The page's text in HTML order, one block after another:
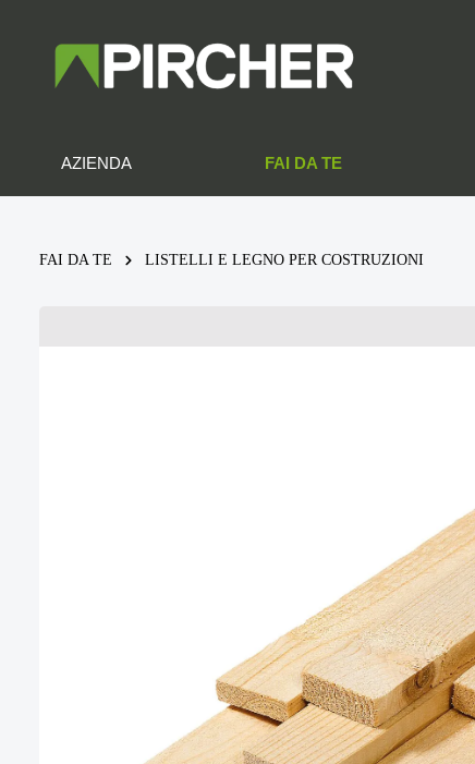
AZIENDA
FAI DA TE LISTELLI E LEGNO PER COSTRUZIONI